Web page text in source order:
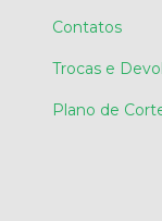
Contatos
Trocas e
Plano de